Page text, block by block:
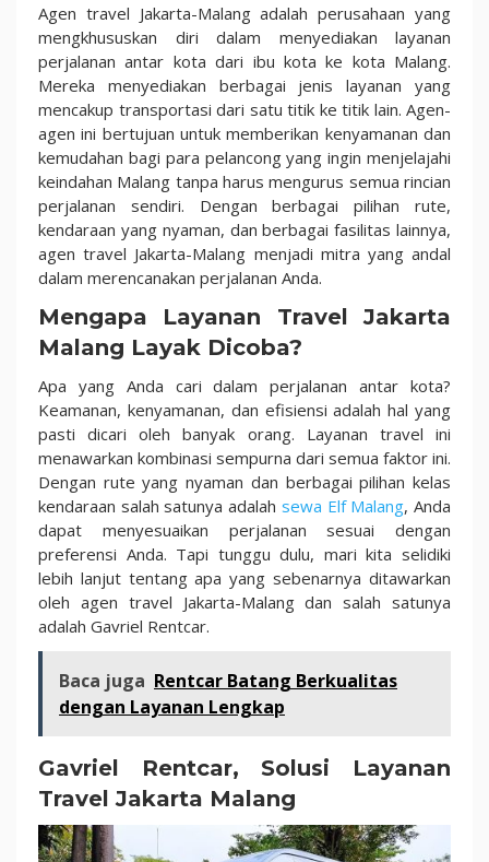
Agen travel Jakarta-Malang adalah perusahaan yang
mengkhususkan diri dalam menyediakan layanan
perjalanan antar kota dari ibu kota ke kota Malang.
Mereka menyediakan berbagai jenis layanan yang
mencakup transportasi dari satu titik ke titik lain. Agen-
agen ini bertujuan untuk memberikan kenyamanan dan
kemudahan bagi para pelancong yang ingin menjelajahi
keindahan Malang tanpa harus mengurus semua rincian
perjalanan sendiri. Dengan berbagai pilihan rute,
kendaraan yang nyaman, dan berbagai fasilitas lainnya,
agen travel Jakarta-Malang menjadi mitra yang andal
dalam merencanakan perjalanan Anda.
Mengapa Layanan Travel Jakarta
Malang Layak Dicoba?
Apa yang Anda cari dalam perjalanan antar kota?
Keamanan, kenyamanan, dan efisiensi adalah hal yang
pasti dicari oleh banyak orang. Layanan travel ini
menawarkan kombinasi sempurna dari semua faktor ini.
Dengan rute yang nyaman dan berbagai pilihan kelas
kendaraan salah satunya adalah sewa Elf Malang, Anda
dapat menyesuaikan perjalanan sesuai dengan
preferensi Anda. Tapi tunggu dulu, mari kita selidiki
lebih lanjut tentang apa yang sebenarnya ditawarkan
oleh agen travel Jakarta-Malang dan salah satunya
adalah Gavriel Rentcar.
Baca juga Rentcar Batang Berkualitas
dengan Layanan Lengkap
Gavriel Rentcar, Solusi Layanan
Travel Jakarta Malang